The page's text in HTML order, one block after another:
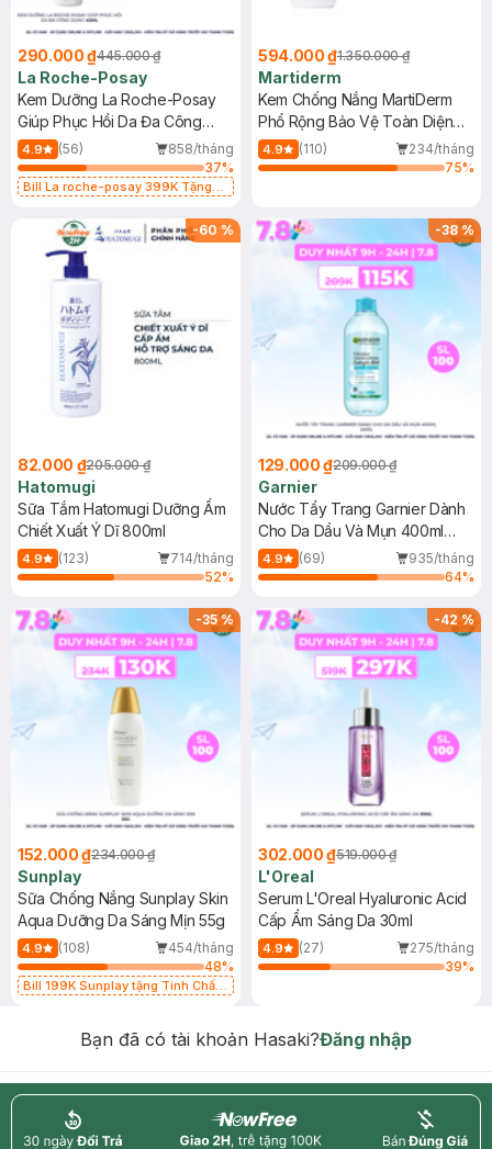
290.000 ₫445.000 ₫
La Roche-Posay
Kem Dưỡng La Roche-Posay
Giúp Phục Hồi Da Đa Công
Dụng 40ml
4.9 (56)
858/tháng
37%
Bill La roche-posay 399K Tặng
(SL có hạn)
594.000 ₫1.350.000 ₫
Martiderm
Kem Chống Nắng MartiDerm
Phổ Rộng Bảo Vệ Toàn Diện
40ml
4.9 (110)
234/tháng
75%
-60 %
82.000 ₫205.000 ₫
Hatomugi
Sữa Tắm Hatomugi Dưỡng Ẩm
Chiết Xuất Ý Dĩ 800ml
4.9 (123)
714/tháng
52%
-38%
129.000 ₫209.000 ₫
Garnier
Nước Tẩy Trang Garnier Dành
Cho Da Dầu Và Mụn 400ml
(Mới)
4.9 (69)
935/tháng
64%
-35%
152.000 ₫234.000 ₫
Sunplay
Sữa Chống Nắng Sunplay Skin
Aqua Dưỡng Da Sáng Mịn 55g
4.9 (108)
454/tháng
48%
Bill 199K Sunplay tặng Tinh Chất
-42%
302.000 ₫519.000 ₫
L'Oreal
Serum L'Oreal Hyaluronic Acid
Cấp Ẩm Sáng Da 30ml
4.9 (27)
275/tháng
39%
Bạn đã có tài khoản Hasaki?Đăng nhập